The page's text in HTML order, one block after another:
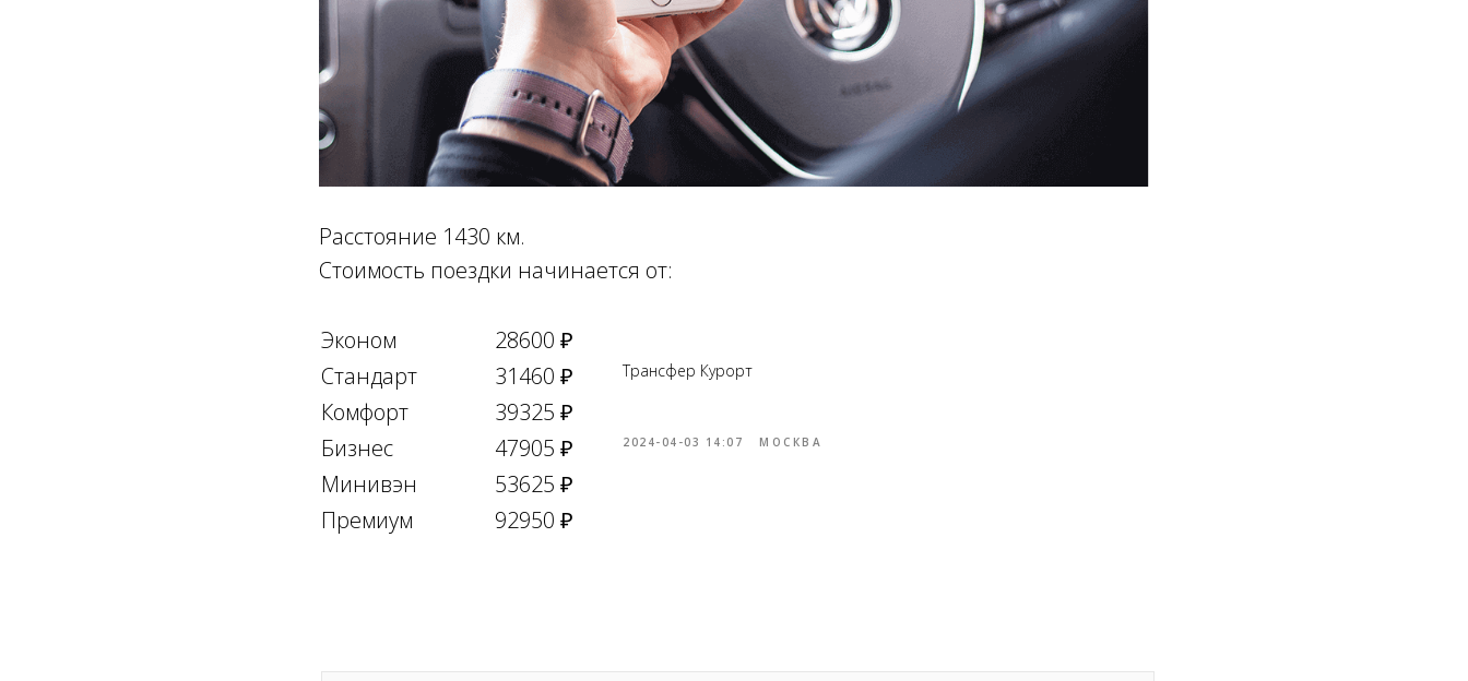
Расстояние 1430 км.
Стоимость поездки начинается от:
Эконом
28600 ₽
Стандарт
31460 ₽
Комфорт
39325 ₽
Бизнес
47905 ₽
Минивэн
53625 ₽
Премиум
92950 ₽
Трансфер Курорт
2024-04-03 14:07 МОСКВА